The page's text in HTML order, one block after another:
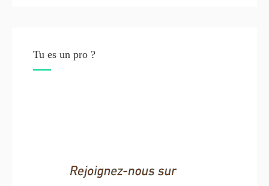
Tu es un pro ?